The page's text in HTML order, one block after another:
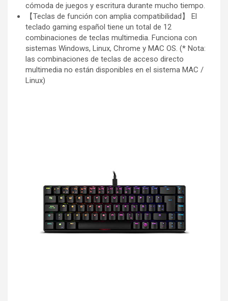
cómoda de juegos y escritura durante mucho tiempo.
【Teclas de función con amplia compatibilidad】 El
teclado gaming español tiene un total de 12
combinaciones de teclas multimedia. Funciona con
sistemas Windows, Linux, Chrome y MAC OS. (* Nota:
las combinaciones de teclas de acceso directo
multimedia no están disponibles en el sistema MAC /
Linux)